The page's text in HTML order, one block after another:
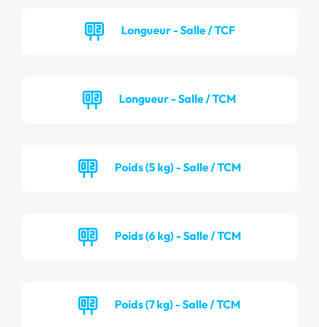
Longueur - Salle / TCF
Longueur - Salle / TCM
Poids (5 kg) - Salle / TCM
Poids (6 kg) - Salle / TCM
Poids (7 kg) - Salle / TCM